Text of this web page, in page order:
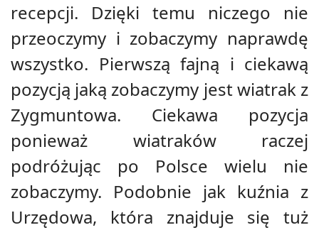
recepcji. Dzięki temu niczego nie
przeoczymy i zobaczymy naprawdę
wszystko. Pierwszą fajną i ciekawą
pozycją jaką zobaczymy jest wiatrak z
Zygmuntowa. Ciekawa pozycja
ponieważ wiatraków raczej
podróżując po Polsce wielu nie
zobaczymy. Podobnie jak kuźnia z
Urzędowa, która znajduje się tuż